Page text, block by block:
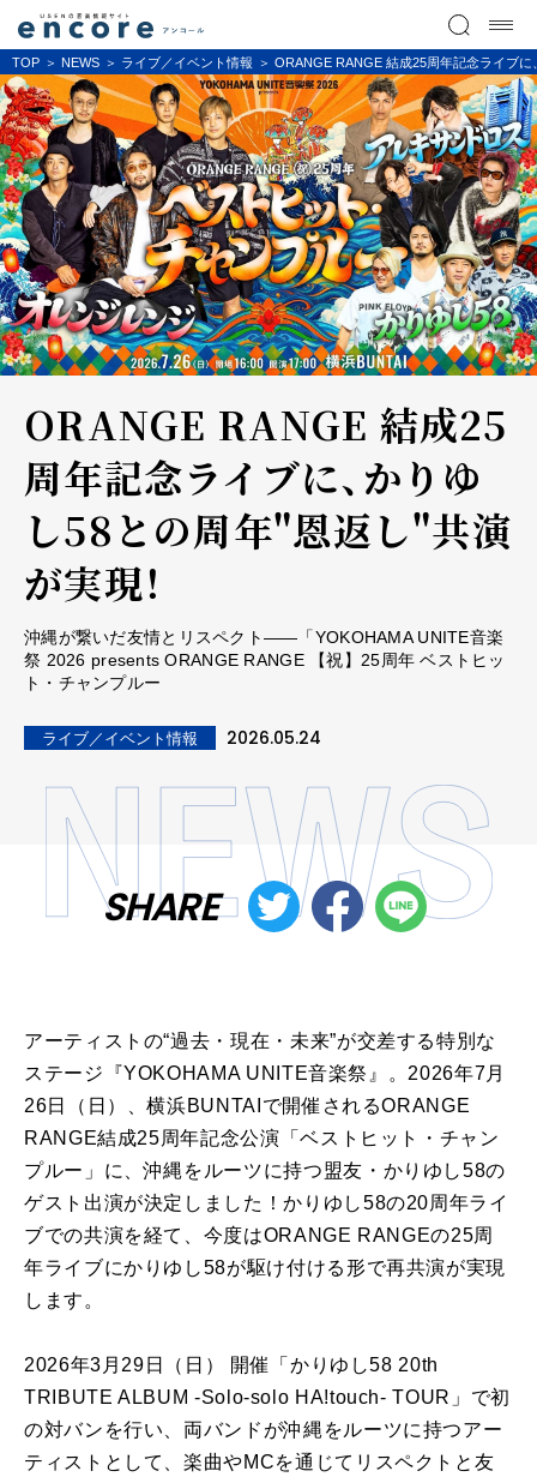
TOP NEWS ライブ／イベント情報 ORANGE RANGE 結成25周年記念ライブ
ORANGE RANGE 結成25
周年記念ライブに、かりゆ
し58との周年"恩返し"共演
が実現！
沖縄が繋いだ友情とリスペクト――「YOKOHAMA UNITE音楽
祭 2026 presents ORANGE RANGE 【祝】25周年 ベストヒッ
ト・チャンプルー
ライブ／イベント情報 2026.05.24
SHARE
アーティストの“過去・現在・未来”が交差する特別な
ステージ『YOKOHAMA UNITE音楽祭』。2026年7月
26日（日）、横浜BUNTAIで開催されるORANGE
RANGE結成25周年記念公演「ベストヒット・チャン
プルー」に、沖縄をルーツに持つ盟友・かりゆし58の
ゲスト出演が決定しました！かりゆし58の20周年ライ
ブでの共演を経て、今度はORANGE RANGEの25周
年ライブにかりゆし58が駆け付ける形で再共演が実現
します。
2026年3月29日（日） 開催「かりゆし58 20th
TRIBUTE ALBUM -Solo-solo HA!touch- TOUR」で初
の対バンを行い、両バンドが沖縄をルーツに持つアー
ティストとして、楽曲やMCを通じてリスペクトと友